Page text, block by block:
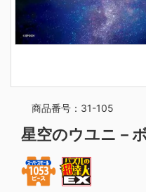
商品番号：31-105
星空のウユニ－